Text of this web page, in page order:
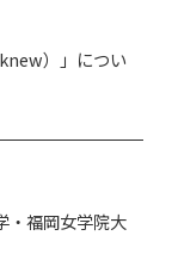
）」につい
・福岡女学院大